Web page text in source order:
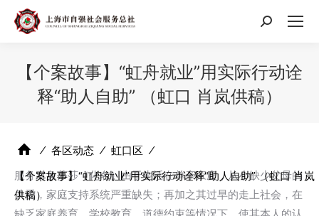
搜
【个案故事】“虹舟就业”用实际行动诠
释“助人自助” （虹口 肖岚供稿）
⁄ 各区动态 ⁄ 虹口区 ⁄
【个案故事】“虹舟就业”用实际行动诠释“助人自助” （虹口 肖岚
供稿）
服务对象莎莎（化名）由于生活在单亲家庭，从小缺少父母的
关爱，家庭支持系统严重缺失；再加之其过早的走上社会，在